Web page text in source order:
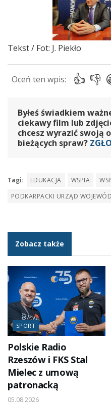
Tekst / Fot: J. Piekło
Byłeś świadkiem
ciekawy film lub
chcesz wyrazić swoją
bieżących spraw?
Tagi: EDUKACJA WSPIA
PODKARPACKI URZĄD
Zobacz także
SPORT
Polskie Radio
Rzeszów i FKS Stal
Mielec z umową
patronacką
05.08.2026